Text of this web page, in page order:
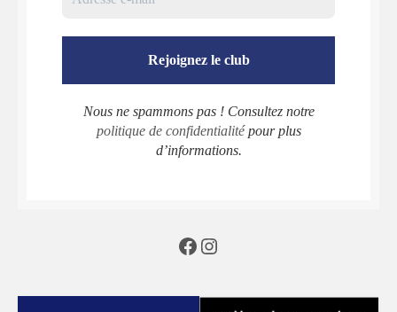
Nous ne spammons pas ! Consultez notre
politique de confidentialitépour plus
d’informations.
Facebook
Instagram